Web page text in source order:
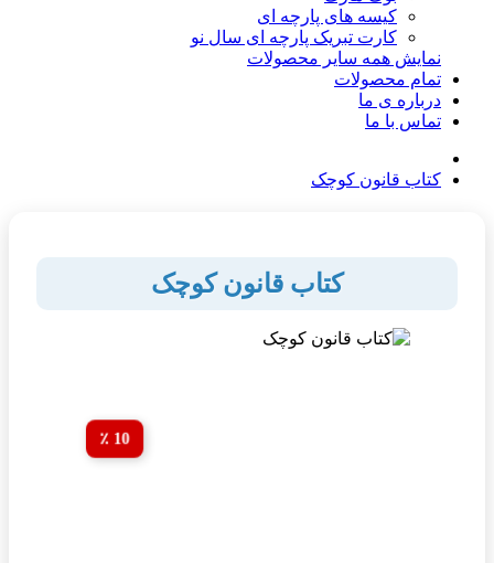
کیسه های پارچه ای
کارت تبریک پارچه ای سال نو
نمایش همه سایر محصولات
تمام محصولات
درباره ی ما
تماس با ما
کتاب قانون کوچک
کتاب قانون کوچک
10 ٪